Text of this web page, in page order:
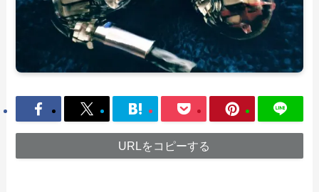
URLをコピーする